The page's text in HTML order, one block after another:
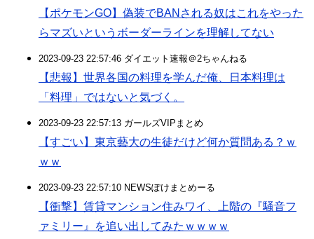
【ポケモンGO】偽装でBANされる奴はこれをやった
らマズいというボーダーラインを理解してない
2023-09-23 22:57:46 ダイエット速報＠2ちゃんねる
【悲報】世界各国の料理を学んだ俺、日本料理は
「料理」ではないと気づく。
2023-09-23 22:57:13 ガールズVIPまとめ
【すごい】東京藝大の生徒だけど何か質問ある？ｗ
ｗｗ
2023-09-23 22:57:10 NEWSぽけまとめーる
【衝撃】賃貸マンション住みワイ、上階の『騒音フ
ァミリー』を追い出してみたｗｗｗｗ